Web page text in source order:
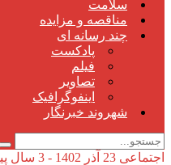
سلامت
مناقصه و مزایده
چند رسانه ای
پادکست
فیلم
تصاویر
اینفوگرافیک
شهروند خبرنگار
اجتماعی 23 آذر 1402 - 3 سال پیش